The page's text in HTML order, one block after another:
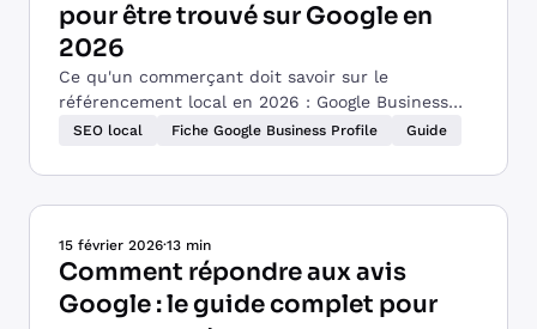
pour être trouvé sur Google en
2026
Ce qu'un commerçant doit savoir sur le
référencement local en 2026 : Google Business
Profile, citations, avis et site web, les bases
SEO local Fiche Google Business Profile Guide
15 février 2026·13 min
Comment répondre aux avis
Google : le guide complet pour